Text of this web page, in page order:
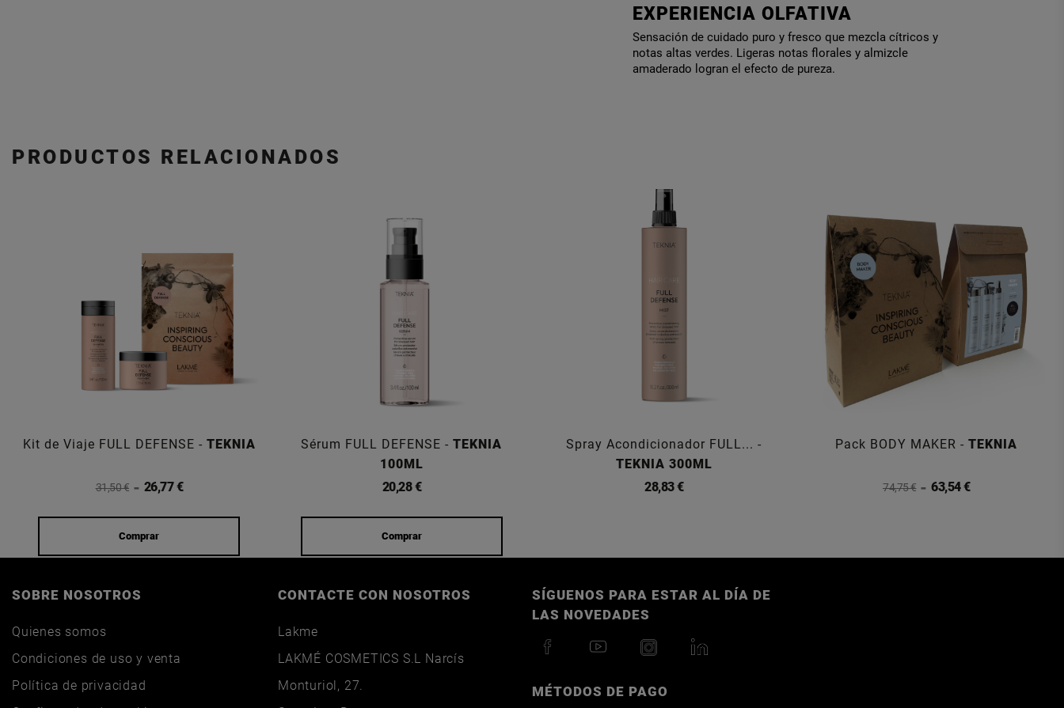
EXPERIENCIA OLFATIVA
Sensación de cuidado puro y fresco que mezcla cítricos y
notas altas verdes. Ligeras notas florales y almizcle
amaderado logran el efecto de pureza.
PRODUCTOS RELACIONADOS
Kit de Viaje FULL DEFENSE - TEKNIA
31,50 € 26,77 €
Comprar
Sérum FULL DEFENSE -TEKNIA
100ML
20,28 €
Comprar
Spray Acondicionador FULL... -
TEKNIA 300ML
28,83 €
Pack BODY MAKER -TEKNIA
74,75 € 63,54 €
SOBRE NOSOTROS
Quienes somos
Condiciones de uso y venta
Política de privacidad
CONTACTE CON NOSOTROS
Lakme
LAKMÉ COSMETICS S.L Narcís
Monturiol, 27.
SÍGUENOS PARA ESTAR AL DÍA DE
LAS NOVEDADES
MÉTODOS DE PAGO